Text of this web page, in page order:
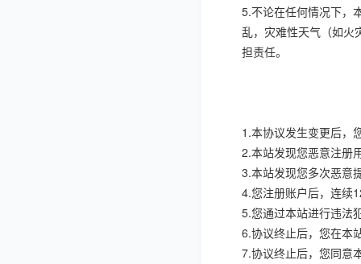
5.不论在任何情况下，
乱，灾难性天气（如火
担责任。
1.本协议发生变更后，
2.本站发现您恶意注册
3.本站发现您多次恶意
4.您注册账户后，连续
5.您通过本站进行违法
6.协议终止后，您在本
7.协议终止后，您同意